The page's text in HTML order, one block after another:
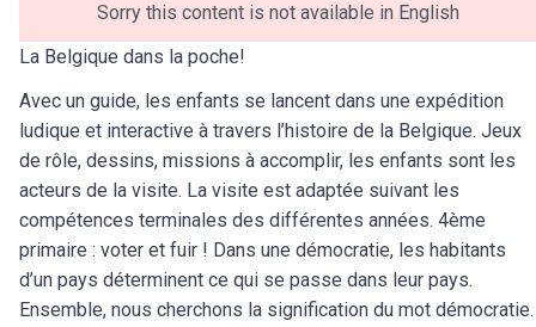
Sorry this content is not available in English
La Belgique dans la poche!
Avec un guide, les enfants se lancent dans une expédition
ludique et interactive à travers l’histoire de la Belgique. Jeux
de rôle, dessins, missions à accomplir, les enfants sont les
acteurs de la visite. La visite est adaptée suivant les
compétences terminales des différentes années. 4ème
primaire : voter et fuir ! Dans une démocratie, les habitants
d’un pays déterminent ce qui se passe dans leur pays.
Ensemble, nous cherchons la signification du mot démocratie.